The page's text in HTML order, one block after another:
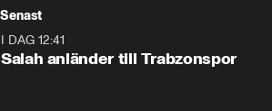
Senast
I DAG 12:41
Salah anländer till Trabzonspor